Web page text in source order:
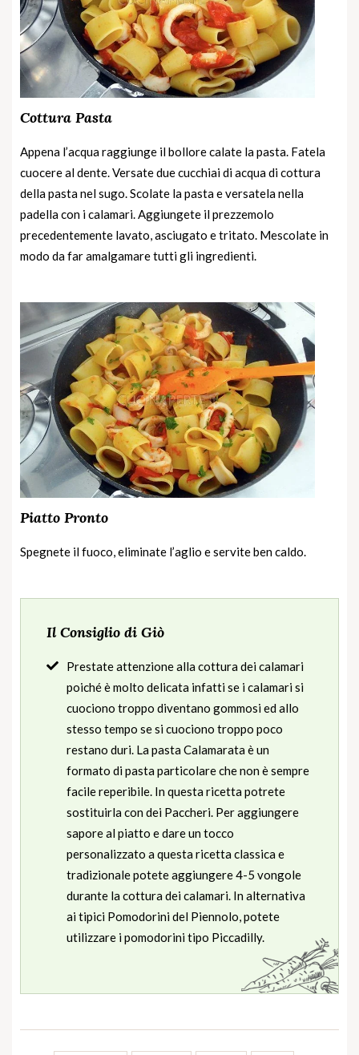
Cottura Pasta
Appena l’acqua raggiunge il bollore calate la pasta. Fatela
cuocere al dente. Versate due cucchiai di acqua di cottura
della pasta nel sugo. Scolate la pasta e versatela nella
padella con i calamari. Aggiungete il prezzemolo
precedentemente lavato, asciugato e tritato. Mescolate in
modo da far amalgamare tutti gli ingredienti.
Piatto Pronto
Spegnete il fuoco, eliminate l’aglio e servite ben caldo.
Il Consiglio di Giò
Prestate attenzione alla cottura dei calamari
poiché è molto delicata infatti se i calamari si
cuociono troppo diventano gommosi ed allo
stesso tempo se si cuociono troppo poco
restano duri. La pasta Calamarata è un
formato di pasta particolare che non è sempre
facile reperibile. In questa ricetta potrete
sostituirla con dei Paccheri. Per aggiungere
sapore al piatto e dare un tocco
personalizzato a questa ricetta classica e
tradizionale potete aggiungere 4-5 vongole
durante la cottura dei calamari. In alternativa
ai tipici Pomodorini del Piennolo, potete
utilizzare i pomodorini tipo Piccadilly.